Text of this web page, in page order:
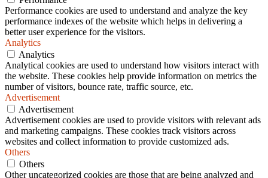
Performance cookies are used to understand and analyze the key
performance indexes of the website which helps in delivering a
better user experience for the visitors.
Analytics
Analytics
Analytical cookies are used to understand how visitors interact with
the website. These cookies help provide information on metrics the
number of visitors, bounce rate, traffic source, etc.
Advertisement
Advertisement
Advertisement cookies are used to provide visitors with relevant ads
and marketing campaigns. These cookies track visitors across
websites and collect information to provide customized ads.
Others
Others
Other uncategorized cookies are those that are being analyzed and